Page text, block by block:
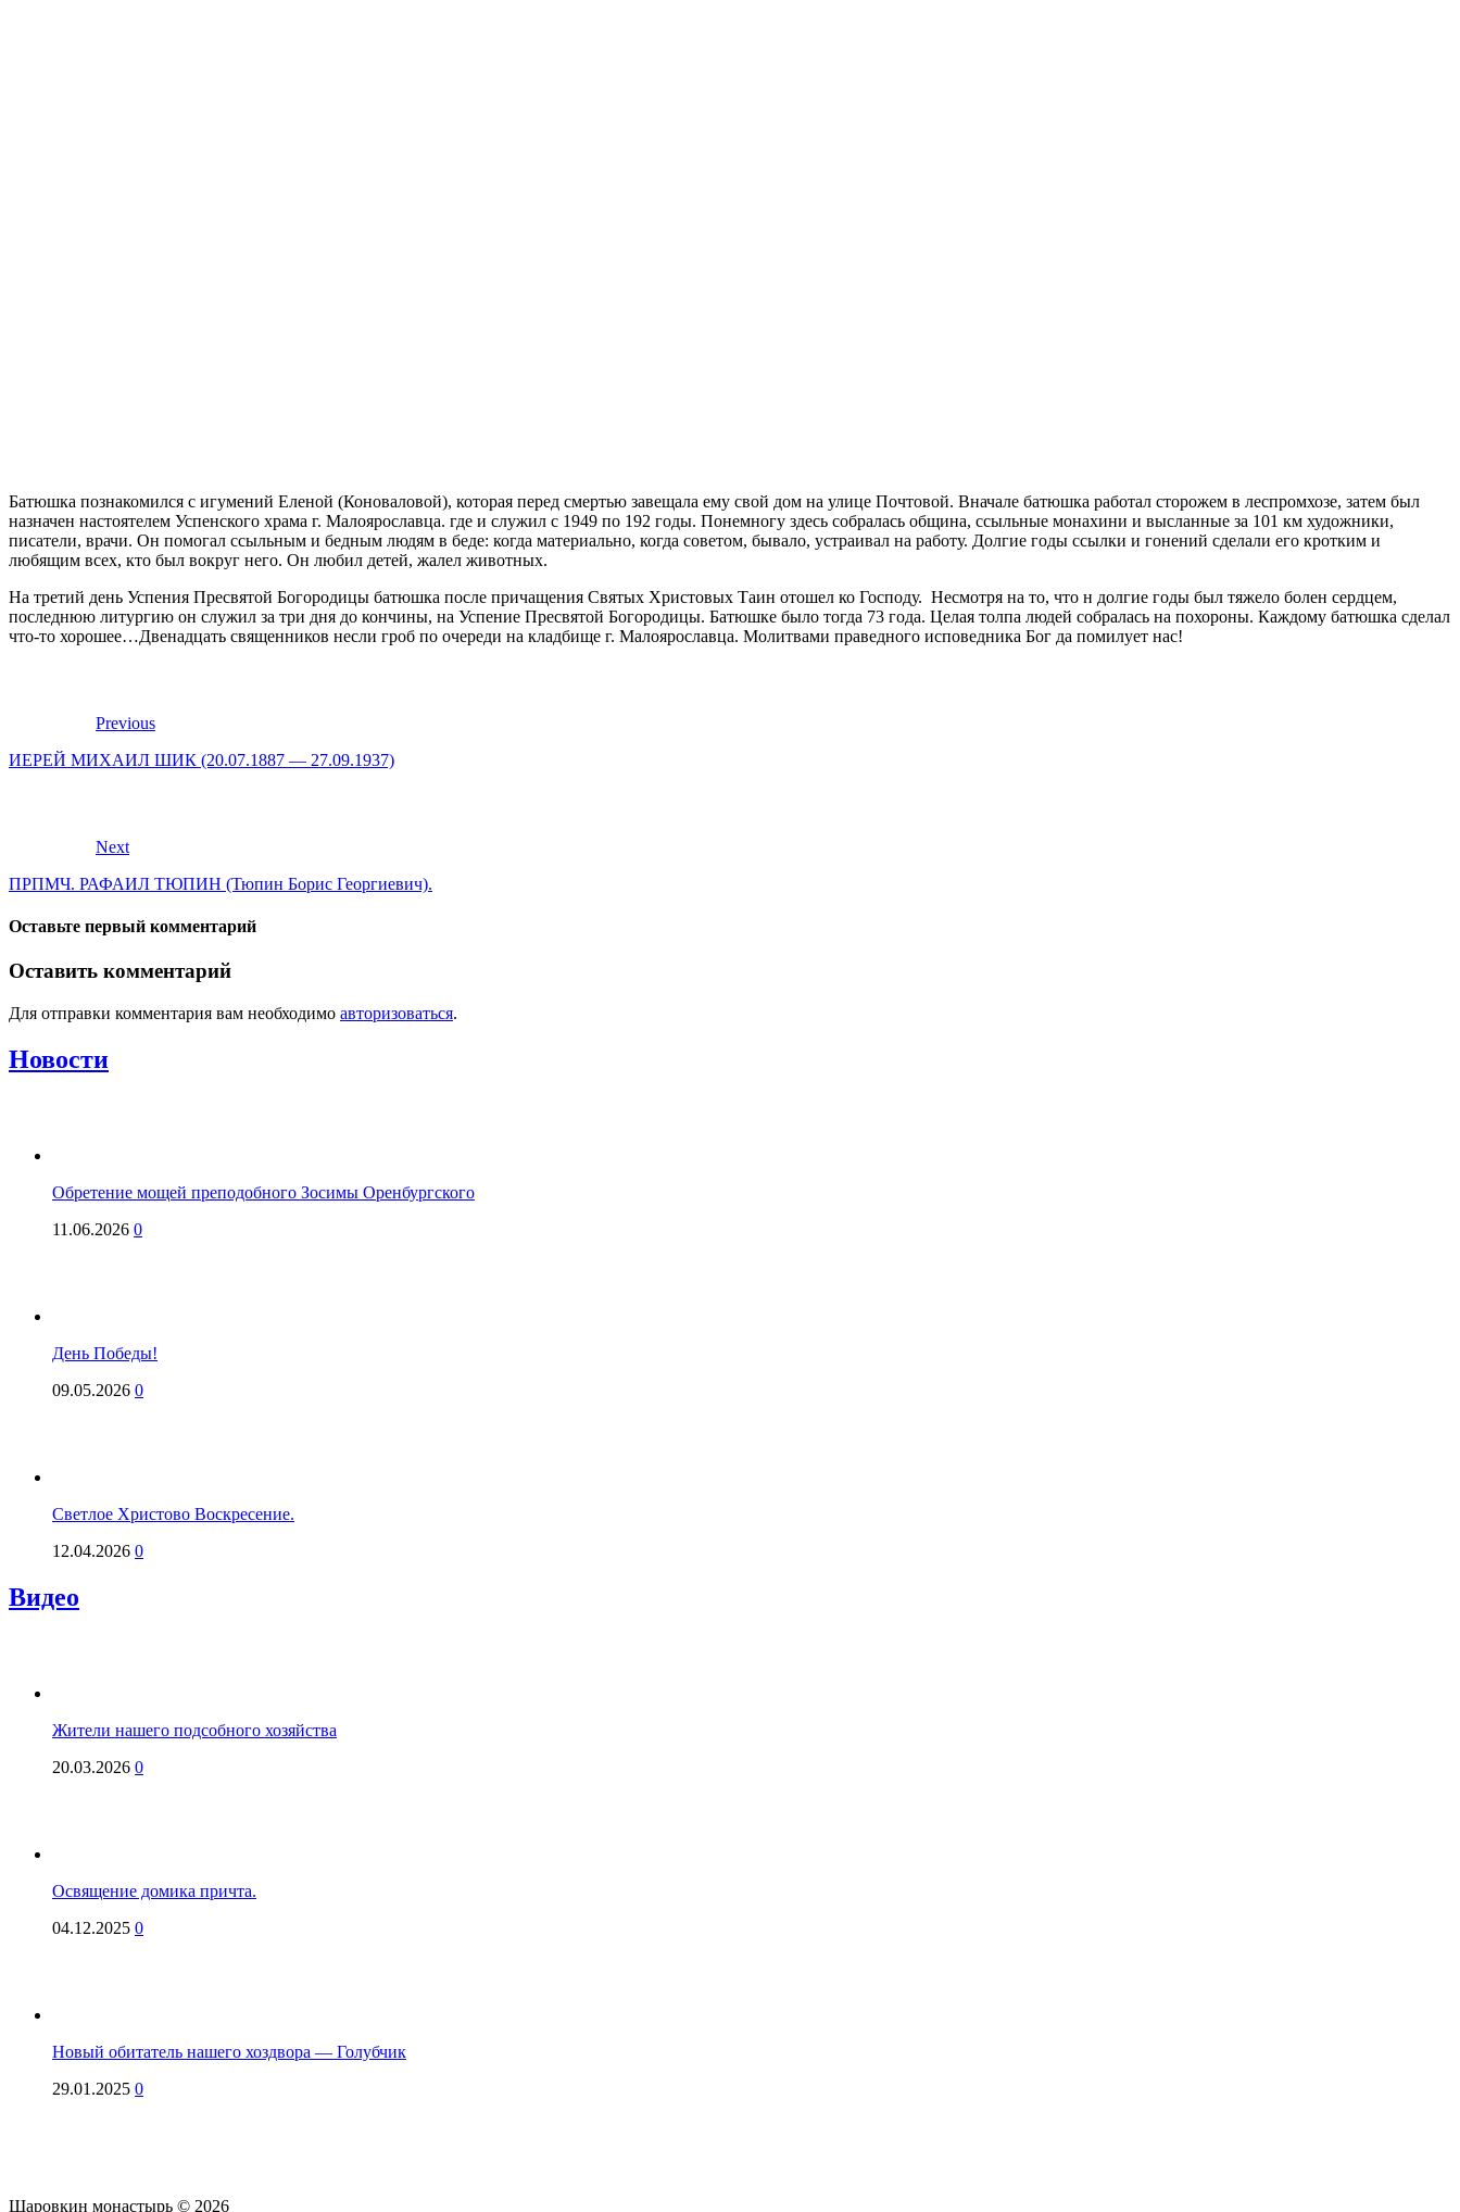
Батюшка познакомился с игумений Еленой (Коноваловой), которая перед смертью завещала ему свой дом на улице Почтовой. Вначале батюшка работал сторожем в леспромхозе, затем был
назначен настоятелем Успенского храма г. Малоярославца. где и служил с 1949 по 192 годы. Понемногу здесь собралась община, ссыльные монахини и высланные за 101 км художники,
писатели, врачи. Он помогал ссыльным и бедным людям в беде: когда материально, когда советом, бывало, устраивал на работу. Долгие годы ссылки и гонений сделали его кротким и
любящим всех, кто был вокруг него. Он любил детей, жалел животных.
На третий день Успения Пресвятой Богородицы батюшка после причащения Святых Христовых Таин отошел ко Господу. Несмотря на то, что н долгие годы был тяжело болен сердцем,
последнюю литургию он служил за три дня до кончины, на Успение Пресвятой Богородицы. Батюшке было тогда 73 года. Целая толпа людей собралась на похороны. Каждому батюшка сделал
что-то хорошее…Двенадцать священников несли гроб по очереди на кладбище г. Малоярославца. Молитвами праведного исповедника Бог да помилует нас!
Previous
ИЕРЕЙ МИХАИЛ ШИК (20.07.1887 — 27.09.1937)
Next
ПРПМЧ. РАФАИЛ ТЮПИН (Тюпин Борис Георгиевич).
Оставьте первый комментарий
Оставить комментарий
Для отправки комментария вам необходимо авторизоваться.
Новости
Обретение мощей преподобного Зосимы Оренбургского
11.06.2026 0
День Победы!
09.05.2026 0
Светлое Христово Воскресение.
12.04.2026 0
Видео
Жители нашего подсобного хозяйства
20.03.2026 0
Освящение домика причта.
04.12.2025 0
Новый обитатель нашего хоздвора — Голубчик
29.01.2025 0
Шаровкин монастырь © 2026